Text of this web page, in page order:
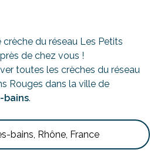
du réseau Les Petits
de chez vous !
toutes les crèches du réseau
Rouges dans la ville de
bains.